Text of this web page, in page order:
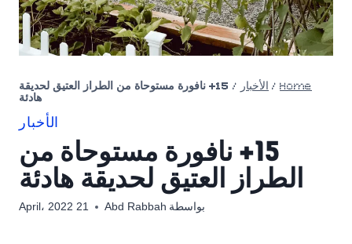
Home
/ الأخبار /
15+ نافورة مستوحاة من الطراز العتيق لحديقة
هادئة
الأخبار
15+ نافورة مستوحاة من
الطراز العتيق لحديقة هادئة
بواسطة Abd Rabbah 21 April، 2022